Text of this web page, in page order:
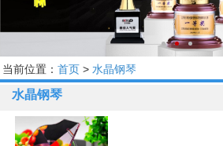
当前位置： 首页> 水晶钢琴
水晶钢琴